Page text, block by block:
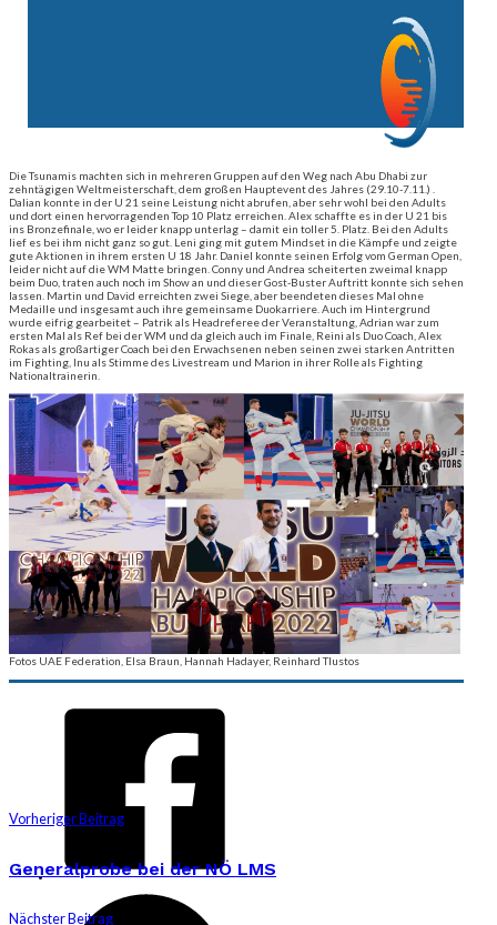
Die Tsunamis machten sich in mehreren Gruppen auf den Weg nach Abu Dhabi zur
zehntägigen Weltmeisterschaft, dem großen Hauptevent des Jahres (29.10-7.11.) .
Dalian konnte in der U 21 seine Leistung nicht abrufen, aber sehr wohl bei den Adults
und dort einen hervorragenden Top 10 Platz erreichen. Alex schaffte es in der U 21 bis
ins Bronzefinale, wo er leider knapp unterlag – damit ein toller 5. Platz. Bei den Adults
lief es bei ihm nicht ganz so gut. Leni ging mit gutem Mindset in die Kämpfe und zeigte
gute Aktionen in ihrem ersten U 18 Jahr. Daniel konnte seinen Erfolg vom German Open,
leider nicht auf die WM Matte bringen. Conny und Andrea scheiterten zweimal knapp
beim Duo, traten auch noch im Show an und dieser Gost-Buster Auftritt konnte sich sehen
lassen. Martin und David erreichten zwei Siege, aber beendeten dieses Mal ohne
Medaille und insgesamt auch ihre gemeinsame Duokarriere. Auch im Hintergrund
wurde eifrig gearbeitet – Patrik als Headreferee der Veranstaltung, Adrian war zum
ersten Mal als Ref bei der WM und da gleich auch im Finale, Reini als Duo Coach, Alex
Rokas als großartiger Coach bei den Erwachsenen neben seinen zwei starken Antritten
im Fighting, Inu als Stimme des Livestream und Marion in ihrer Rolle als Fighting
Nationaltrainerin.
Fotos UAE Federation, Elsa Braun, Hannah Hadayer, Reinhard Tlustos
Vorheriger Beitrag
Generalprobe bei der NÖ LMS
Nächster Beitrag